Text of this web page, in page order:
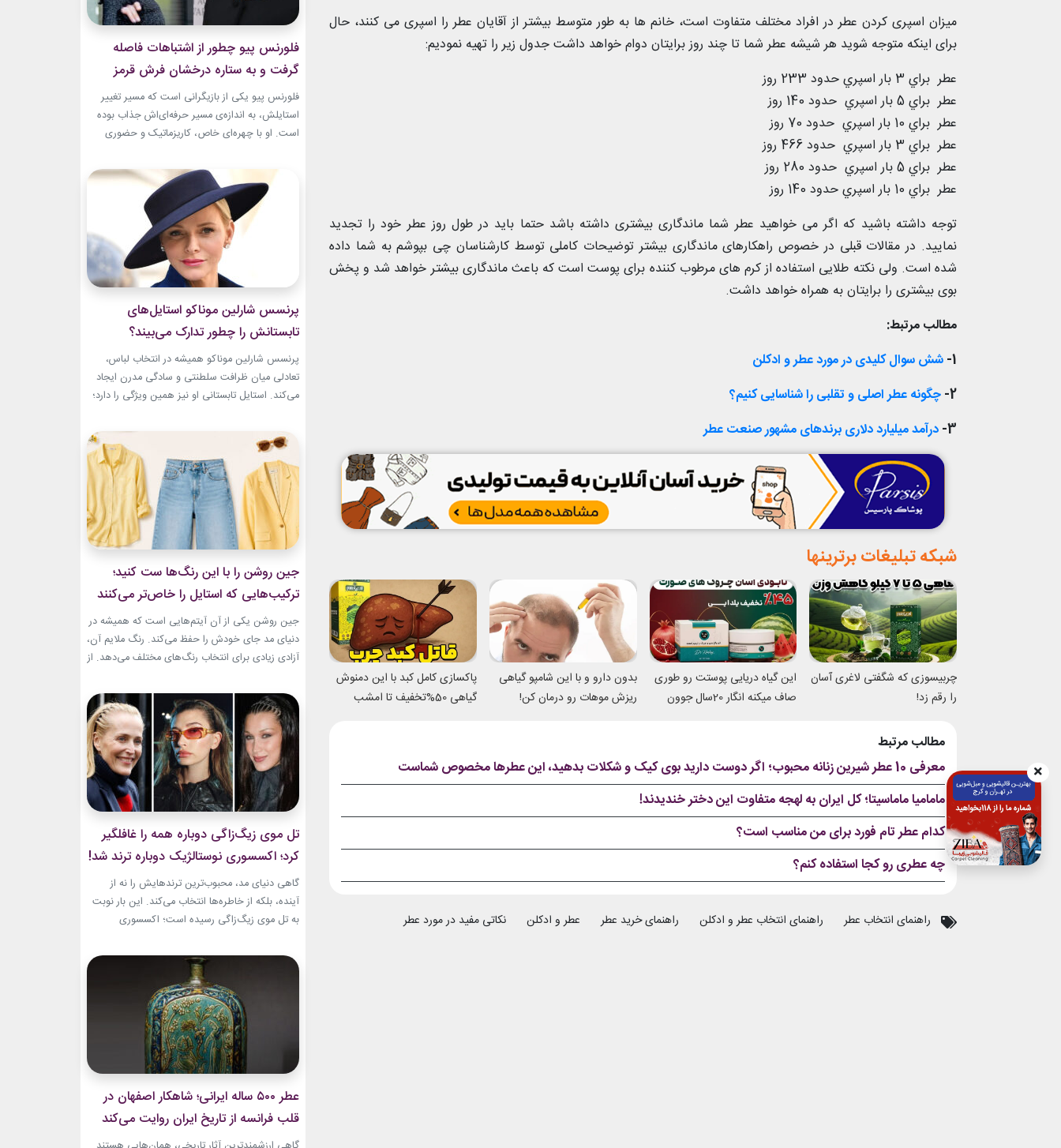
میزان اسپری کردن عطر در افراد مختلف متفاوت است، خانم ها به طور متوسط بیشتر از آقایان عطر را اسپری می کنند، حال
برای اینکه متوجه شوید هر شیشه عطر شما تا چند روز برایتان دوام خواهد داشت جدول زیر را تهیه نمودیم:
عطر براي 3 بار اسپري حدود 233 روز
عطر براي 5 بار اسپري حدود 140 روز
عطر براي 10 بار اسپري حدود 70 روز
عطر براي 3 بار اسپري حدود 466 روز
عطر براي 5 بار اسپري حدود 280 روز
عطر براي 10 بار اسپري حدود 140 روز
توجه داشته باشید که اگر می خواهید عطر شما ماندگاری بیشتری داشته باشد حتما باید در طول روز عطر خود را تجدید
نمایید. در مقالات قبلی در خصوص راهکارهای ماندگاری بیشتر توضیحات کاملی توسط کارشناسان چی بپوشم به شما داده
شده است. ولی نکته طلایی استفاده از کرم های مرطوب کننده برای پوست است که باعث ماندگاری بیشتر خواهد شد و پخش
بوی بیشتری را برایتان به همراه خواهد داشت.
مطالب مرتبط:
1- شش سوال کلیدی در مورد عطر و ادکلن
2- چگونه عطر اصلی و تقلبی را شناسایی کنیم؟
3- درآمد میلیارد دلاری برندهای مشهور صنعت عطر
شبکه تبلیغات برترینها
چربیسوزی که شگفتی لاغری آسان
را رقم زد!
این گیاه دریایی پوستت رو طوری
صاف میکنه انگار 20سال جوون
بدون دارو و با این شامپو گیاهی
ریزش موهات رو درمان کن!
پاکسازی کامل کبد با این دمنوش
گیاهی 50%تخفیف تا امشب
مطالب مرتبط
معرفی 10 عطر شیرین زنانه محبوب؛ اگر دوست دارید بوی کیک و شکلات بدهید، این عطرها مخصوص شماست
مامامیا ماماسیتا؛ کل ایران به لهجه متفاوت این دختر خندیدند!
کدام عطر تام فورد برای من مناسب است؟
چه عطری رو کجا استفاده کنم؟
راهنمای انتخاب عطر راهنمای انتخاب عطر و ادکلن راهنمای خرید عطر عطر و ادکلن نکاتی مفید در مورد عطر
فلورنس پیو چطور از اشتباهات فاصله
گرفت و به ستاره درخشان فرش قرمز
تبدیل شد؟
فلورنس پیو یکی از بازیگرانی است که مسیر تغییر
استایلش، به اندازه‌ی مسیر حرفه‌ای‌اش جذاب بوده
است. او با چهره‌ای خاص، کاریزماتیک و حضوری
سال‌های ابتدایی فعالیتش هنوز زبان شخصی خود را
در مد پیدا نکرده بود.لینک پیشنهادیخرید اکسسوری
و زیورآلات نقرهجدیدترین کالکشن 2026 دستبند...
پرنسس شارلین موناکو استایل‌های
تابستانش را چطور تدارک می‌بیند؟
پرنسس شارلین موناکو همیشه در انتخاب لباس،
تعادلی میان ظرافت سلطنتی و سادگی مدرن ایجاد
می‌کند. استایل تابستانی او نیز همین ویژگی را دارد؛
طراحی‌هایی که برای روزهای گرم، هم راحت هستند
و هم باشکوه. از مراسم‌های رسمی کاخ گرفته تا
حضورهای صمیمی‌تر، شارلین نشان داده که
پیراهن‌های...
جین روشن را با این رنگ‌ها ست کنید؛
ترکیب‌هایی که استایل را خاص‌تر می‌کنند
جین روشن یکی از آن آیتم‌هایی است که همیشه در
دنیای مد جای خودش را حفظ می‌کند. رنگ ملایم آن،
آزادی زیادی برای انتخاب رنگ‌های مختلف می‌دهد. از
مینیمال، جین روشن می‌تواند پایه یک ظاهر شیک و
امروزی باشد. کافی است رنگ همراه آن را درست
انتخاب...
تل موی زیگ‌زاگی دوباره همه را غافلگیر
کرد؛ اکسسوری نوستالژیک دوباره ترند شد!
گاهی دنیای مد، محبوب‌ترین ترندهایش را نه از
آینده، بلکه از خاطره‌ها انتخاب می‌کند. این بار نوبت
به تل موی زیگ‌زاگی رسیده است؛ اکسسوری‌
اوایل دهه ۲۰۰۰ به یاد دارند و حالا با ظاهری آشنا اما
جایگاهی تازه، دوباره به مرکز توجه برگشته است....
عطر ۵۰۰ ساله ایرانی؛ شاهکار اصفهان در
قلب فرانسه از تاریخ ایران روایت می‌کند